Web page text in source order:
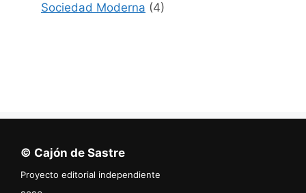
Sociedad Moderna (4)
© Cajón de Sastre
Proyecto editorial independiente